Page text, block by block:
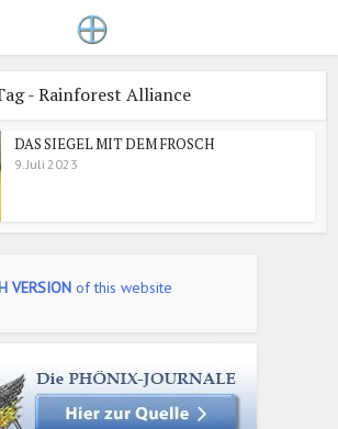
- Rainforest Alliance
DAS SIEGEL MIT DEM FROSCH
9. Juli 2023
VERSION of this website